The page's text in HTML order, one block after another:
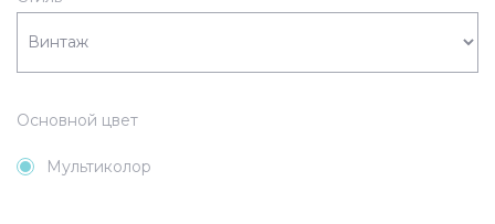
Мультиколор